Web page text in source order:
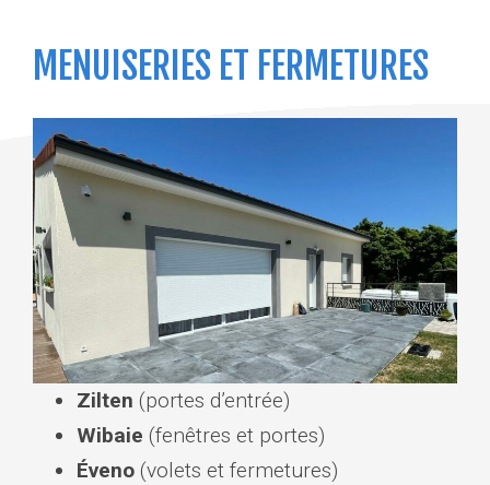
MENUISERIES ET FERMETURES
Zilten (portes d’entrée)
Wibaie (fenêtres et portes)
Éveno (volets et fermetures)